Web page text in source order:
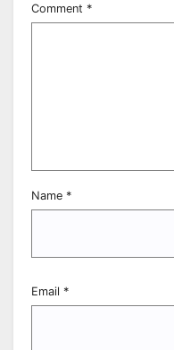
Comment *
Name *
Email *